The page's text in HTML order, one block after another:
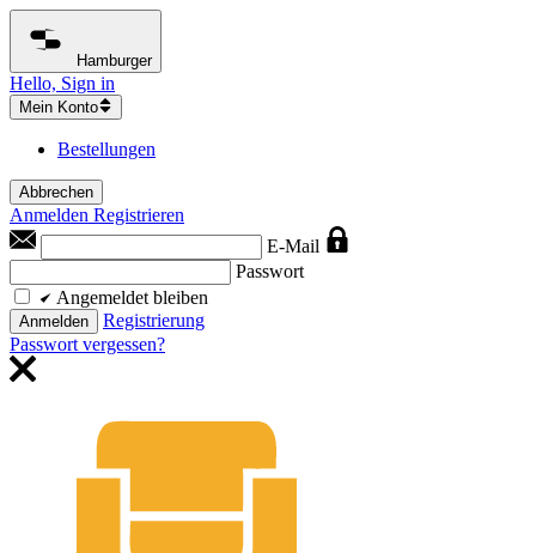
Hamburger
Hello, Sign in
Mein Konto
Bestellungen
Abbrechen
Anmelden Registrieren
E-Mail
Passwort
Angemeldet bleiben
Anmelden
Registrierung
Passwort vergessen?